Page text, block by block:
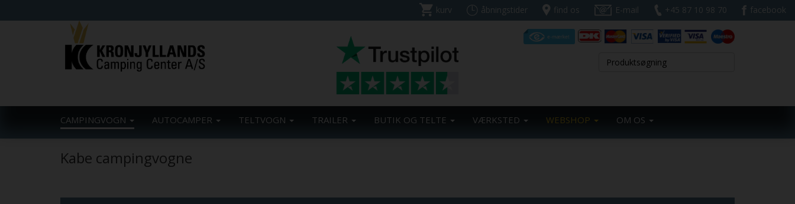
kurv åbningstider find os E-mail +45 87 10 98 70 facebook
CAMPINGVOGN AUTOCAMPER TELTVOGN TRAILER BUTIK OG TELTE VÆRKSTED WEBSHOP OM OS
Kabe campingvogne